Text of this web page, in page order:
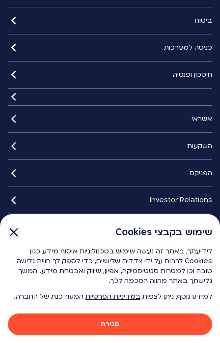
שימוש בקבצי Cookies
לידיעתך, באתר זה נעשה שימוש בטכנולוגיות איסוף מידע כגון
Cookies לרבות על ידי צדדים שלישיים, כדי לספק לך חווית גלישה
טובה וכן למטרות סטטיסטיקה, אפיון, שיווק ואבטחת מידע. המשך
גלישתך באתר מהווה הסכמה לכך.
למידע נוסף, ניתן לצפות במדיניות הפרטיות המעודכנת של החברה.
סגירה
ביטוח
כניסה למערכות
חיסכון ופנסיה
אשראי
השקעות
הפניקס
Investor Relations
הפניקס smart
כלים ומחשבונים
כל הזכויות שמורות - הפניקס 2026